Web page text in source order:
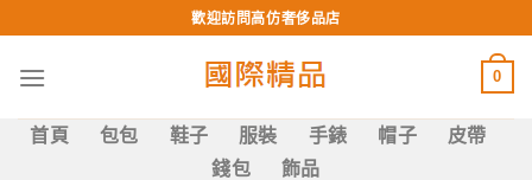
to
content
歡迎訪問高仿奢侈品店
0
首頁 包包 鞋子 服裝 手錶 帽子
皮帶
錢包
飾品